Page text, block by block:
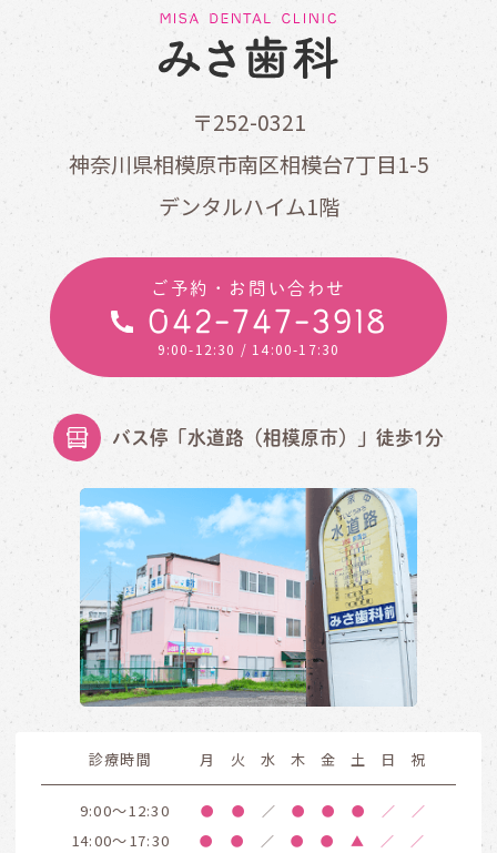
〒252-0321
神奈川県相模原市南区相模台7丁目1-5
デンタルハイム1階
ご予約・お問い合わせ
042-747-3918
9:00-12:30 / 14:00-17:30
バス停「水道路（相模原市）」徒歩1分
診療時間 月 火 水 木 金 土 日 祝
9:00～12:30 ● ● ／ ● ● ● ／ ／
14:00～17:30 ● ● ／ ● ● ▲ ／ ／